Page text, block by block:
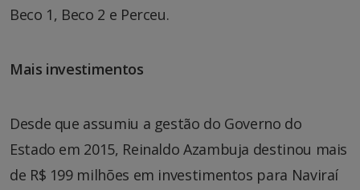
Beco 1, Beco 2 e Perceu.
Mais investimentos
Desde que assumiu a gestão do Governo do
Estado em 2015, Reinaldo Azambuja destinou mais
de R$ 199 milhões em investimentos para Naviraí